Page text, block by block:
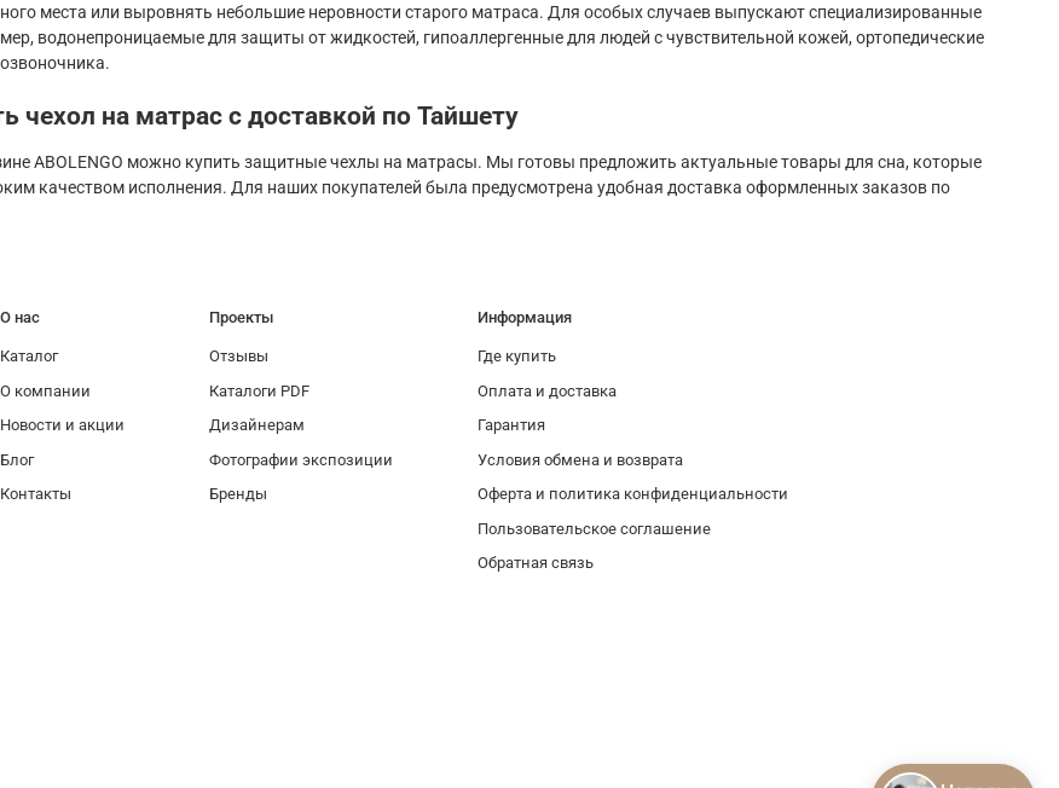
места или выровнять небольшие неровности старого матраса. Для особых случаев выпускают специализированные
водонепроницаемые для защиты от жидкостей, гипоаллергенные для людей с чувствительной кожей, ортопедические
чехол на матрас с доставкой по Тайшету
ABOLENGO можно купить защитные чехлы на матрасы. Мы готовы предложить актуальные товары для сна, которые
качеством исполнения. Для наших покупателей была предусмотрена удобная доставка оформленных заказов по
О нас
Каталог
О компании
Новости и акции
Блог
Контакты
Проекты
Отзывы
Каталоги PDF
Дизайнерам
Фотографии экспозиции
Бренды
Информация
Где купить
Оплата и доставка
Гарантия
Условия обмена и возврата
Оферта и политика конфиденциальности
Пользовательское соглашение
Обратная связь